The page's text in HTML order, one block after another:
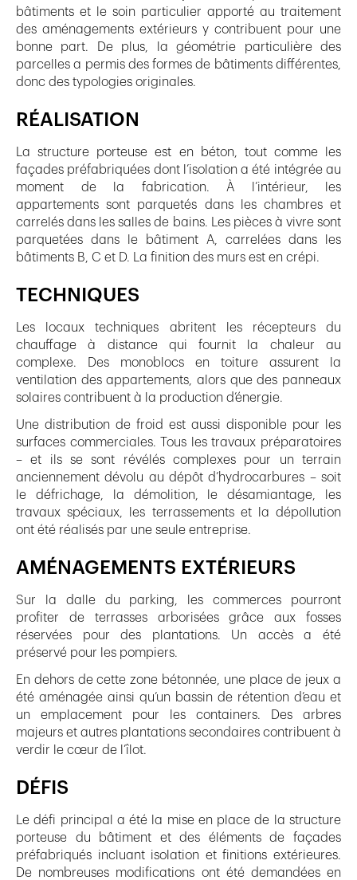
bâtiments et le soin particulier apporté au traitement
des aménagements extérieurs y contribuent pour une
bonne part. De plus, la géométrie particulière des
parcelles a permis des formes de bâtiments différentes,
donc des typologies originales.
RÉALISATION
La structure porteuse est en béton, tout comme les
façades préfabriquées dont l’isolation a été intégrée au
moment de la fabrication. À l’intérieur, les
appartements sont parquetés dans les chambres et
carrelés dans les salles de bains. Les pièces à vivre sont
parquetées dans le bâtiment A, carrelées dans les
bâtiments B, C et D. La finition des murs est en crépi.
TECHNIQUES
Les locaux techniques abritent les récepteurs du
chauffage à distance qui fournit la chaleur au
complexe. Des monoblocs en toiture assurent la
ventilation des appartements, alors que des panneaux
solaires contribuent à la production d’énergie.
Une distribution de froid est aussi disponible pour les
surfaces commerciales. Tous les travaux préparatoires
– et ils se sont révélés complexes pour un terrain
anciennement dévolu au dépôt d’hydrocarbures – soit
le défrichage, la démolition, le désamiantage, les
travaux spéciaux, les terrassements et la dépollution
ont été réalisés par une seule entreprise.
AMÉNAGEMENTS EXTÉRIEURS
Sur la dalle du parking, les commerces pourront
profiter de terrasses arborisées grâce aux fosses
réservées pour des plantations. Un accès a été
préservé pour les pompiers.
En dehors de cette zone bétonnée, une place de jeux a
été aménagée ainsi qu’un bassin de rétention d’eau et
un emplacement pour les containers. Des arbres
majeurs et autres plantations secondaires contribuent à
verdir le cœur de l’îlot.
DÉFIS
Le défi principal a été la mise en place de la structure
porteuse du bâtiment et des éléments de façades
préfabriqués incluant isolation et finitions extérieures.
De nombreuses modifications ont été demandées en